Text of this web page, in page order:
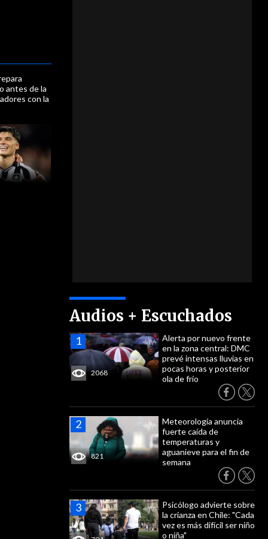
Audios + Escuchados
2068
Alerta por nuevo frente
en la zona central: DMC
prevé intensas lluvias en
pocas horas y posterior
ola de frío
821
Meteorología anuncia
fuerte caída de
temperaturas y
aguanieve para el fin de
semana
Psicólogo advierte sobre
la crianza en Chile: "Cada
vez es más difícil ser niño
o niña"
antes de la
con la